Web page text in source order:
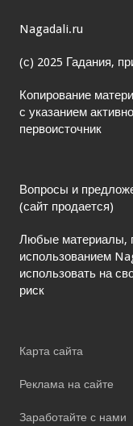
Nagadali.ru
(с) 2025 Гадания,
Копирование
с указанием
первоисточник
Вопросы и
(сайт продается)
Любые материалы,
использованием
использовать на
риск
Карта сайта
Реклама на сайте
Заработайте с нами